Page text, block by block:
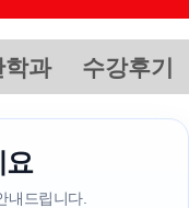
학과 수강후기
요
내드립니다.